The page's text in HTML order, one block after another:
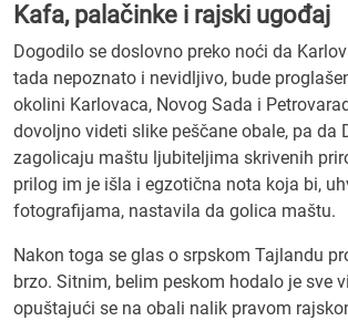
Kafa, palačinke i rajski ugođaj
Dogodilo se doslovno preko noći da
tada nepoznato i nevidljivo, bude
okolini Karlovaca, Novog Sada i
dovoljno videti slike peščane obale, pa da
zagolicaju maštu ljubiteljima skrivenih
prilog im je išla i egzotična nota koja bi,
fotografijama, nastavila da golica maštu.
Nakon toga se glas o srpskom Tajlandu
brzo. Sitnim, belim peskom hodalo je sve
opuštajući se na obali nalik pravom